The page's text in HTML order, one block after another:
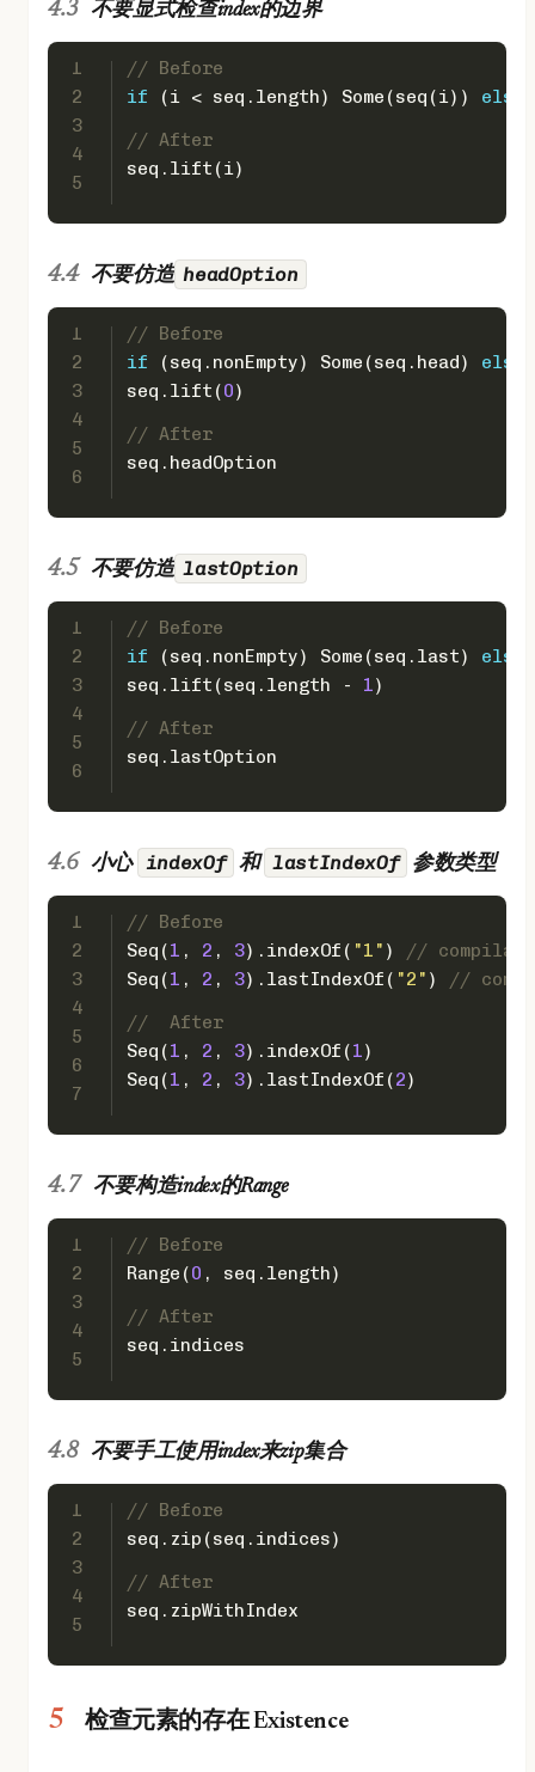
不要显式检查index的边界
1
2
3
4
5
// Before
if (i < seq.length) Some (seq(i)) else
// After
seq.lift(i)
不要仿造 headOption
1
2
3
4
5
6
// Before
if (seq.nonEmpty) Some (seq.head) else
seq.lift(0)
// After
seq.headOption
不要仿造 lastOption
1
2
3
4
5
6
// Before
if (seq.nonEmpty) Some (seq.last) else
seq.lift(seq.length - 1)
// After
seq.lastOption
小心 indexOf 和 lastIndexOf 参数类型
1
2
3
4
5
6
7
// Before
Seq (1 , 2 , 3).indexOf( "1" )
//
Seq (1 , 2 , 3).lastIndexOf( "2" )
//
//  After
Seq (1 , 2 , 3).indexOf(1)
Seq (1 , 2 , 3).lastIndexOf(2)
不要构造index的Range
1
2
3
4
5
// Before
Range (0 , seq.length)
// After
seq.indices
不要手工使用index来zip集合
1
2
3
4
5
// Before
seq.zip(seq.indices)
// After
seq.zipWithIndex
检查元素的存在 Existence